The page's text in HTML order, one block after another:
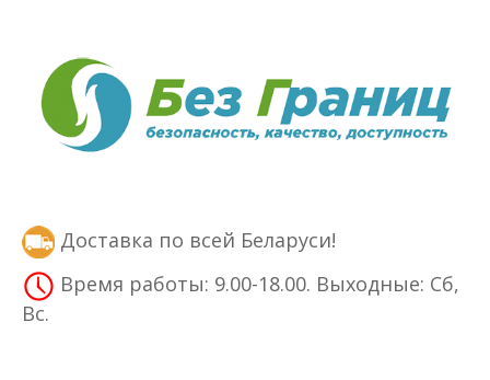
Доставка по всей Беларуси!
Время работы: 9.00-18.00. Выходные: Сб,
Вс.